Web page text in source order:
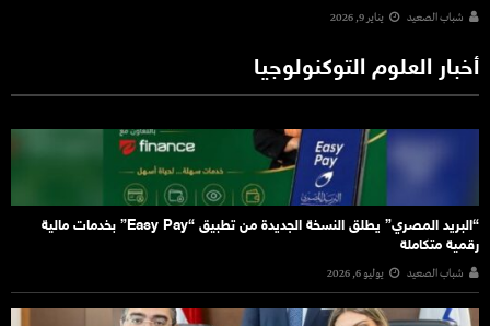
شباب الصعيد يناير 9, 2026
أخبار العلوم التوكنولوجيا
“البريد المصري” يطلق النسخة الجديدة من تطبيق “Easy Pay” بخدمات مالية
رقمية متكاملة
شباب الصعيد يوليو 6, 2026